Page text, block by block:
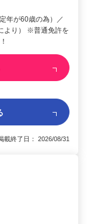
年が60歳の為）／
より） ※普通免許を
終了日： 2026/08/31